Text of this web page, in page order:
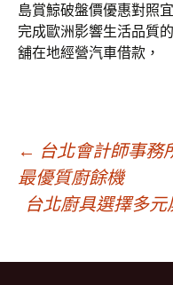
島賞鯨破盤價優惠對照
完成歐洲影響生活品質
舖在地經營汽車借款，
文
章
導
← 台北會計師事務
最優質廚餘機
台北廚具選擇多